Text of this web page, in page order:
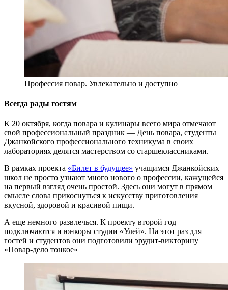
Профессия повар. Увлекательно и доступно
Всегда рады гостям
К 20 октября, когда повара и кулинары всего мира отмечают
свой профессиональный праздник — День повара, студенты
Джанкойского профессионального техникума в своих
лабораториях делятся мастерством со старшеклассниками.
В рамках проекта «Билет в будущее» учащимся Джанкойских
школ не просто узнают много нового о профессии, кажущейся
на первый взгляд очень простой. Здесь они могут в прямом
смысле слова прикоснуться к искусству приготовления
вкусной, здоровой и красивой пищи.
А еще немного развлечься. К проекту второй год
подключаются и юнкоры студии «Улей». На этот раз для
гостей и студентов они подготовили эрудит-викторину
«Повар-дело тонкое»